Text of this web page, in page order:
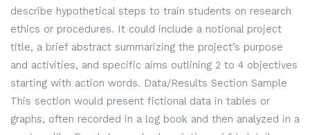
describe hypothetical steps to train students on research
ethics or procedures. It could include a notional project
title, a brief abstract summarizing the project’s purpose
and activities, and specific aims outlining 2 to 4 objectives
starting with action words. Data/Results Section Sample
This section would present fictional data in tables or
graphs, often recorded in a log book and then analyzed in a